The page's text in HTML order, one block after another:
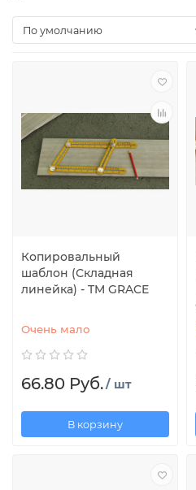
Копировальный
шаблон (Складная
линейка) - TM GRACE
Очень мало
66.80 Руб./ шт
В корзину